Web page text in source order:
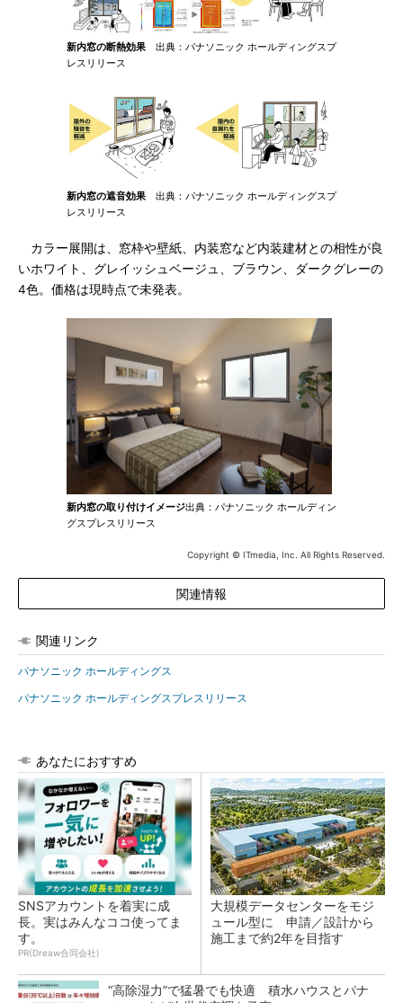
新内窓の断熱効果 出典：パナソニック ホールディングスプ
レスリリース
新内窓の遮音効果 出典：パナソニック ホールディングスプ
レスリリース
カラー展開は、窓枠や壁紙、内装窓など内装建材との相性が良
いホワイト、グレイッシュベージュ、ブラウン、ダークグレーの
4色。価格は現時点で未発表。
新内窓の取り付けイメージ出典：パナソニック ホールディン
グスプレスリリース
Copyright © ITmedia, Inc. All Rights Reserved.
関連情報
関連リンク
パナソニック ホールディングス
パナソニック ホールディングスプレスリリース
あなたにおすすめ
SNSアカウントを着実に成
長。実はみんなココ使ってま
す。
PR(Dreaw合同会社)
大規模データセンターをモジ
ュール型に 申請／設計から
施工まで約2年を目指す
“高除湿力”で猛暑でも快適 積水ハウスとパナ